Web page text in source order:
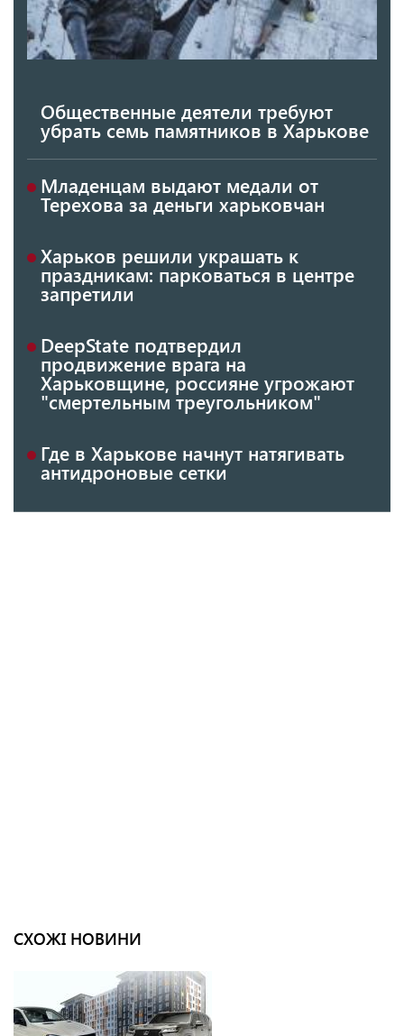
Общественные деятели требуют
убрать семь памятников в Харькове
Младенцам выдают медали от
Терехова за деньги харьковчан
Харьков решили украшать к
праздникам: парковаться в центре
запретили
DeepState подтвердил
продвижение врага на
Харьковщине, россияне угрожают
"смертельным треугольником"
Где в Харькове начнут натягивать
антидроновые сетки
СХОЖІ НОВИНИ